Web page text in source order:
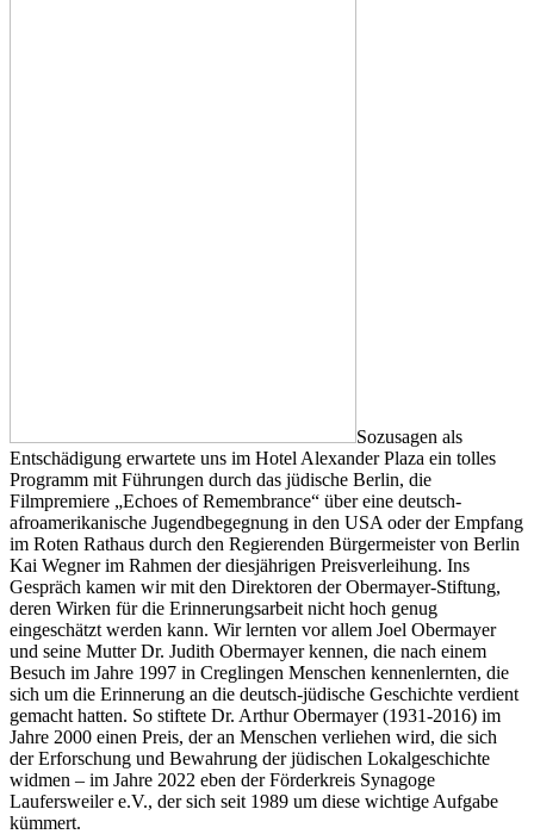
Sozusagen als
Entschädigung erwartete uns im Hotel Alexander Plaza ein tolles
Programm mit Führungen durch das jüdische Berlin, die
Filmpremiere „Echoes of Remembrance“ über eine deutsch-
afroamerikanische Jugendbegegnung in den USA oder der Empfang
im Roten Rathaus durch den Regierenden Bürgermeister von Berlin
Kai Wegner im Rahmen der diesjährigen Preisverleihung. Ins
Gespräch kamen wir mit den Direktoren der Obermayer-Stiftung,
deren Wirken für die Erinnerungsarbeit nicht hoch genug
eingeschätzt werden kann. Wir lernten vor allem Joel Obermayer
und seine Mutter Dr. Judith Obermayer kennen, die nach einem
Besuch im Jahre 1997 in Creglingen Menschen kennenlernten, die
sich um die Erinnerung an die deutsch-jüdische Geschichte verdient
gemacht hatten. So stiftete Dr. Arthur Obermayer (1931-2016) im
Jahre 2000 einen Preis, der an Menschen verliehen wird, die sich
der Erforschung und Bewahrung der jüdischen Lokalgeschichte
widmen – im Jahre 2022 eben der Förderkreis Synagoge
Laufersweiler e.V., der sich seit 1989 um diese wichtige Aufgabe
kümmert.